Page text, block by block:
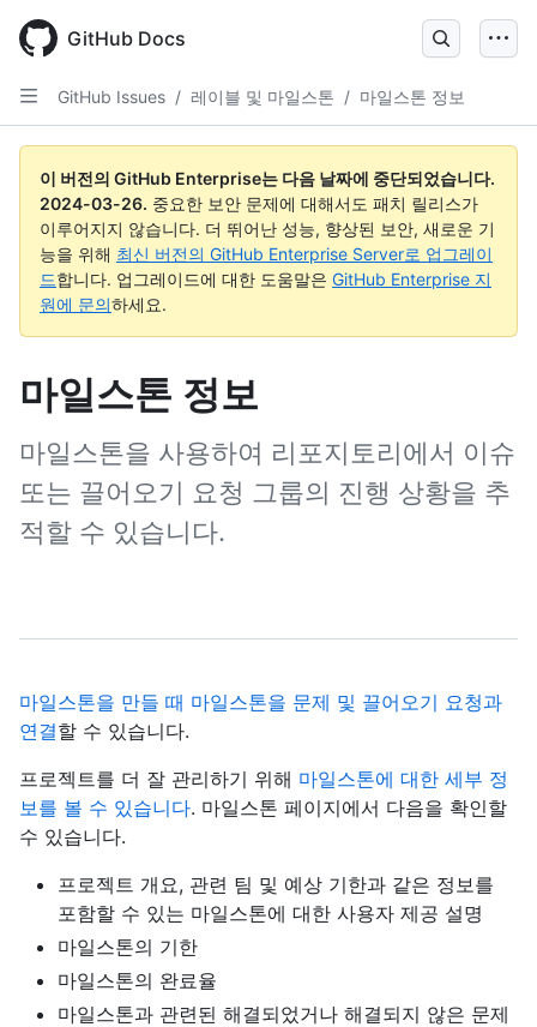
main
content
GitHub Docs
GitHub Issues / 레이블 및 마일스톤 / 마일스톤 정보
이 버전의 GitHub Enterprise는 다음 날짜에 중단되었습니다.
2024-03-26. 중요한 보안 문제에 대해서도 패치 릴리스가
이루어지지 않습니다. 더 뛰어난 성능, 향상된 보안, 새로운 기
능을 위해 최신 버전의 GitHub Enterprise Server로 업그레이
드합니다. 업그레이드에 대한 도움말은 GitHub Enterprise 지
원에 문의하세요.
마일스톤 정보
마일스톤을 사용하여 리포지토리에서 이슈
또는 끌어오기 요청 그룹의 진행 상황을 추
적할 수 있습니다.
마일스톤을 만들 때 마일스톤을 문제 및 끌어오기 요청과
연결할 수 있습니다.
프로젝트를 더 잘 관리하기 위해 마일스톤에 대한 세부 정
보를 볼 수 있습니다. 마일스톤 페이지에서 다음을 확인할
수 있습니다.
프로젝트 개요, 관련 팀 및 예상 기한과 같은 정보를
포함할 수 있는 마일스톤에 대한 사용자 제공 설명
마일스톤의 기한
마일스톤의 완료율
마일스톤과 관련된 해결되었거나 해결되지 않은 문제